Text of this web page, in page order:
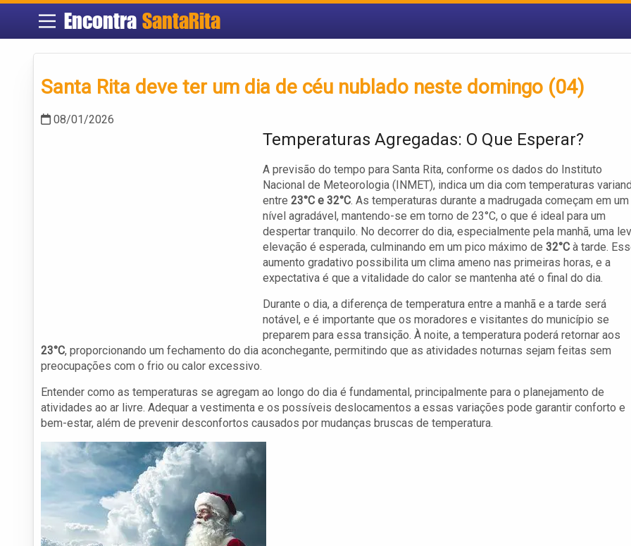
Encontra SantaRita
Santa Rita deve ter um dia de céu nublado neste domingo (04)
08/01/2026
Temperaturas Agregadas: O Que Esperar?
A previsão do tempo para Santa Rita, conforme os dados do Instituto
Nacional de Meteorologia (INMET), indica um dia com temperaturas
entre 23°C e 32°C. As temperaturas durante a madrugada começam em um
nível agradável, mantendo-se em torno de 23°C, o que é ideal para um
despertar tranquilo. No decorrer do dia, especialmente pela manhã, uma
elevação é esperada, culminando em um pico máximo de 32°C à tarde.
aumento gradativo possibilita um clima ameno nas primeiras horas, e a
expectativa é que a vitalidade do calor se mantenha até o final do dia.
Durante o dia, a diferença de temperatura entre a manhã e a tarde será
notável, e é importante que os moradores e visitantes do município se
preparem para essa transição. À noite, a temperatura poderá retornar aos
23°C, proporcionando um fechamento do dia aconchegante, permitindo que as atividades noturnas sejam feitas sem
preocupações com o frio ou calor excessivo.
Entender como as temperaturas se agregam ao longo do dia é fundamental, principalmente para o planejamento de
atividades ao ar livre. Adequar a vestimenta e os possíveis deslocamentos a essas variações pode garantir conforto e
bem-estar, além de prevenir desconfortos causados por mudanças bruscas de temperatura.